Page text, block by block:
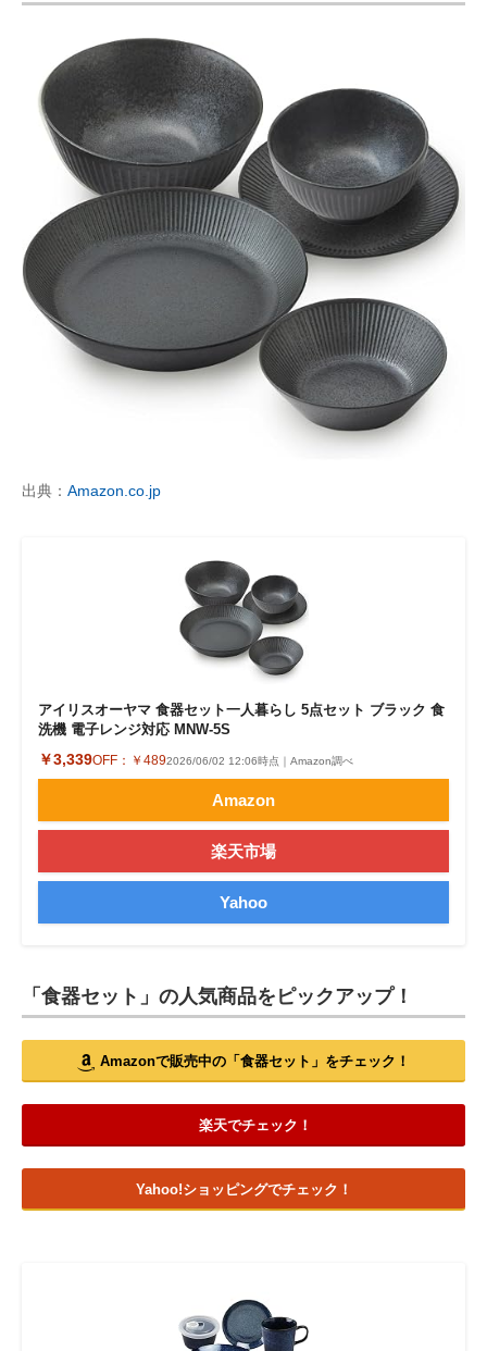
出典： Amazon.co.jp
アイリスオーヤマ 食器セット一人暮らし 5点セット ブラック 食
洗機 電子レンジ対応 MNW-5S
￥3,339OFF： ￥4892026/06/02 12:06時点｜Amazon調べ
Amazon
楽天市場
Yahoo
「食器セット」の人気商品をピックアップ！
Amazonで販売中の「食器セット」をチェック！
楽天でチェック！
Yahoo!ショッピングでチェック！